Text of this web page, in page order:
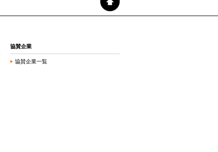
協賛企業
協賛企業一覧